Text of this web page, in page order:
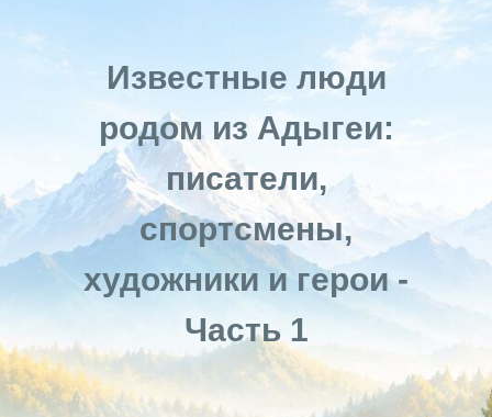
Известные люди
родом из Адыгеи:
писатели,
спортсмены,
художники и герои -
Часть 1